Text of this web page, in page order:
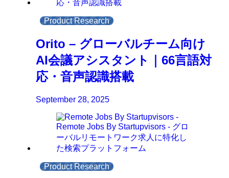
Product Research
Orito – グローバルチーム向け
AI会議アシスタント｜66言語対
応・音声認識搭載
September 28, 2025
Product Research